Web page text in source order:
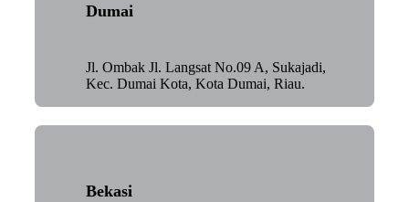
Dumai
Jl. Ombak Jl. Langsat No.09 A, Sukajadi,
Kec. Dumai Kota, Kota Dumai, Riau.
Bekasi